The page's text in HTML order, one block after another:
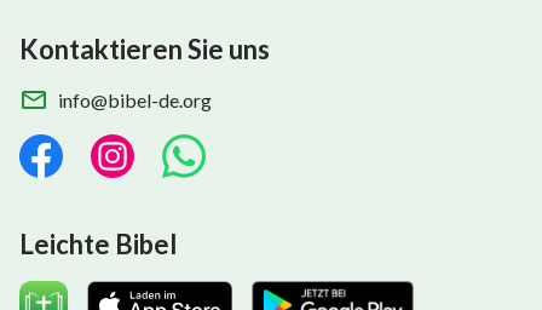
Kontaktieren Sie uns
info@bibel-de.org
Leichte Bibel